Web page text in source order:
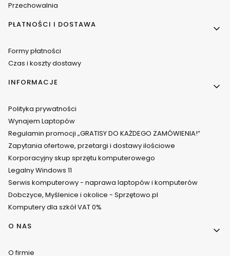
Przechowalnia
PŁATNOŚCI I DOSTAWA
Formy płatności
Czas i koszty dostawy
INFORMACJE
Polityka prywatności
Wynajem Laptopów
Regulamin promocji „GRATISY DO KAŻDEGO ZAMÓWIENIA!”
Zapytania ofertowe, przetargi i dostawy ilościowe
Korporacyjny skup sprzętu komputerowego
Legalny Windows 11
Serwis komputerowy - naprawa laptopów i komputerów
Dobczyce, Myślenice i okolice - Sprzętowo.pl
Komputery dla szkół VAT 0%
O NAS
O firmie